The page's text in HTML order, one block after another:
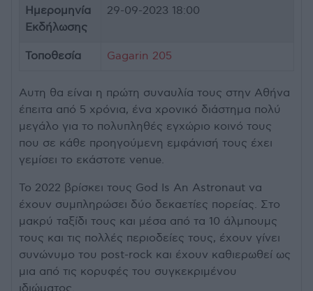
Ημερομηνία
Εκδήλωσης
29-09-2023 18:00
Τοποθεσία Gagarin 205
Αυτη θα είναι η πρώτη συναυλία τους στην Αθήνα
έπειτα από 5 χρόνια, ένα χρονικό διάστημα πολύ
μεγάλο για το πολυπληθές εγχώριο κοινό τους
που σε κάθε προηγούμενη εμφάνισή τους έχει
γεμίσει το εκάστοτε venue.
Το 2022 βρίσκει τους God Is An Astronaut να
έχουν συμπληρώσει δύο δεκαετίες πορείας. Στο
μακρύ ταξίδι τους και μέσα από τα 10 άλμπουμς
τους και τις πολλές περιοδείες τους, έχουν γίνει
συνώνυμο του post-rock και έχουν καθιερωθεί ως
μια από τις κορυφές του συγκεκριμένου